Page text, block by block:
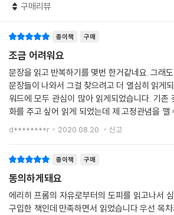
구매리뷰
종이책 구매
조금 어려워요
문장을 읽고 반복하기를 몇번 한거같네요. 그래
문장들이 나와서 그걸 찾으려고 더 열심히 읽게
워드에 모두 관심이 많아 읽게되었습니다. 기존
화를 주고 싶어 읽게 되었는데 제 고정관념을 깰
아요.사람이라면 누구나 갖게 되는 열등감과 인
d********r 2020.08.20. 신고
종이책 구매
동의하게돼요
에리히 프롬의 자유로부터의 도피를 읽고나서
구입한 책인데 만족하면서 읽었습니다 우선 목